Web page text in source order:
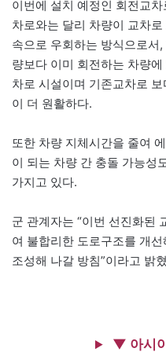
이번에 설치 예정인 회전교
차로와는 달리 차량이 교차
속으로 우회하는 방식으로서
량보다 이미 회전하는 차량
차로 시설이며 기존교차로
이 더 원활하다.
또한 차량 지체시간을 줄여
이 되는 차량 간 충돌 가능성
가지고 있다.
군 관계자는 “이번 선진화된
여 불합리한 도로구조를 개
조성해 나갈 방침”이라고 밝
▼ 아시